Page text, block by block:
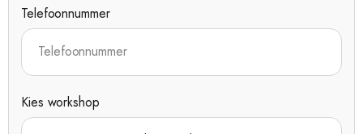
Telefoonnummer
Kies workshop